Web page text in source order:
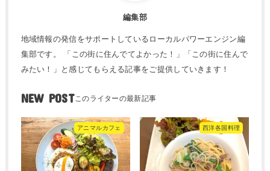
編集部
地域情報の発信をサポートしているローカルパワーエンジン編
集部です。 「この街に住んでてよかった！」「この街に住んで
みたい！」と感じてもらえる記事をご提供していきます！
NEW POST
アニマルカフェ 西洋各国料理